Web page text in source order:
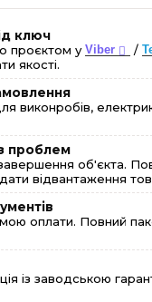
ключ
проєктом уViber /
якості.
виконробів,
проблем
об'єкта.
відвантаження
оплати. Повний
із заводською